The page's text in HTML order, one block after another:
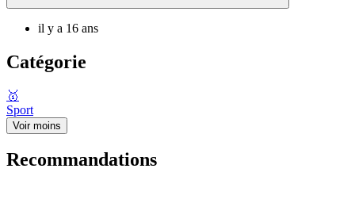
il y a 16 ans
Catégorie
🥇
Sport
Voir moins
Recommandations